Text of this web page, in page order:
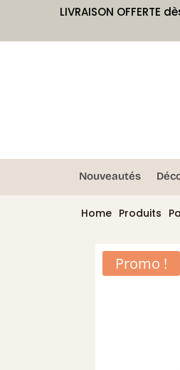
LIVRAISON
Nouveautés
Home Produits
Promo !